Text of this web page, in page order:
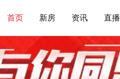
首页 新房 资讯 直播